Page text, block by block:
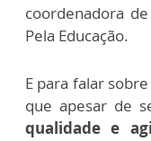
coordenadora
Pela Educação.
E para falar
que apesar de
qualidade e